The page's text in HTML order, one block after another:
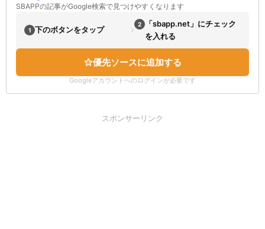
SBAPPの記事がGoogle検索で見つけやすくなります
1 下のボタンをタップ › 2
「sbapp.net」にチェック
を入れる
優先ソースに追加する
Googleアカウントへのログインが必要です
スポンサーリンク